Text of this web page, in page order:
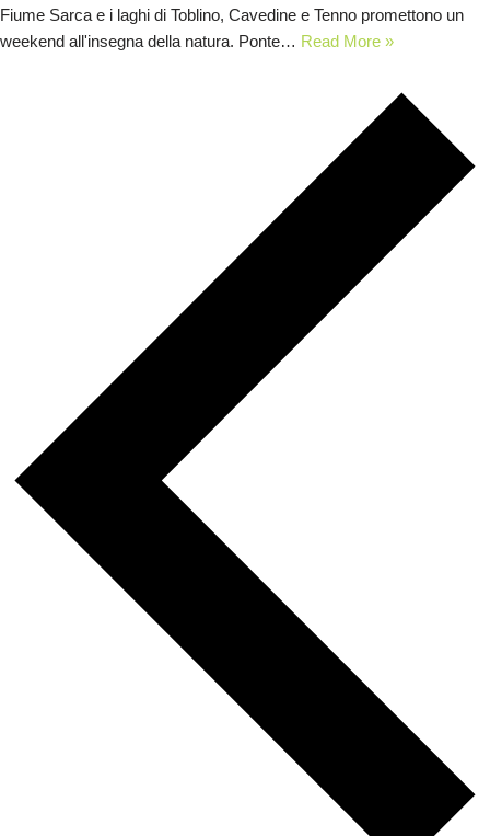
Fiume Sarca e i laghi di Toblino, Cavedine e Tenno promettono un
weekend all'insegna della natura. Ponte… Read More »